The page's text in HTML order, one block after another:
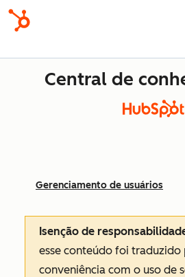
Central de
Gerenciamento de usuários
Isenção de
esse conteúdo foi traduzido
conveniência com o uso de